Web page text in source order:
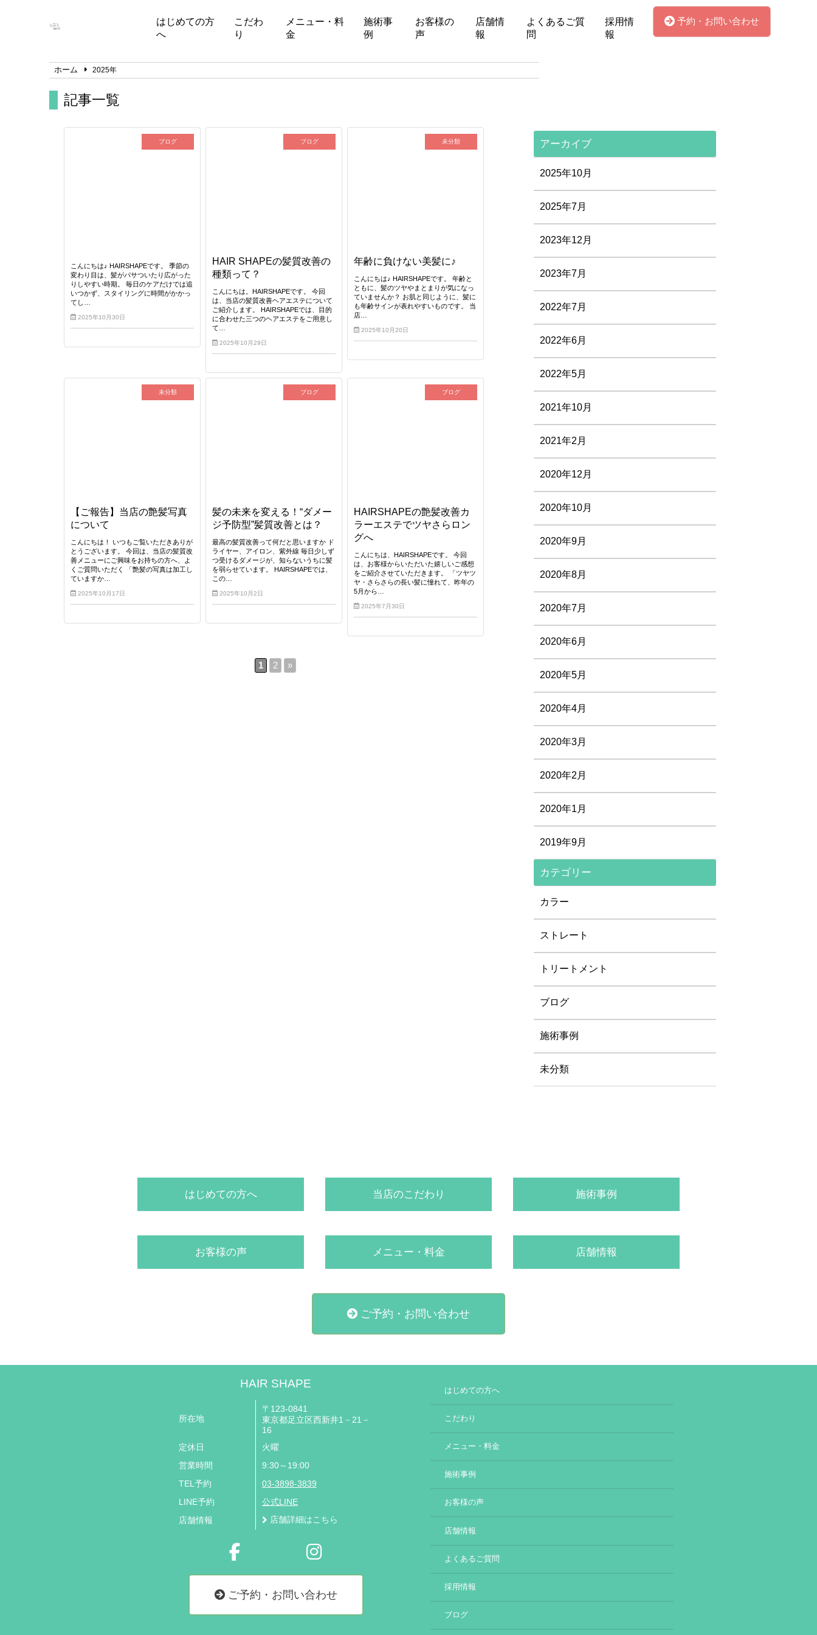
はじめての方
へ
こだわ
り
メニュー・料
金
施術事
例
お客様の
声
店舗情
報
よくあるご質
問
採用情
報
予約・お問い合わせ
ホーム 2025年
記事一覧
ブログ
こんにちは♪ HAIRSHAPEです。 季節の
変わり目は、髪がパサついたり広がった
りしやすい時期。 毎日のケアだけでは追
いつかず、スタイリングに時間がかかっ
てし…
2025年10月30日
ブログ
HAIR SHAPEの髪質改善の
種類って？
こんにちは。HAIRSHAPEです。 今回
は、当店の髪質改善ヘアエステについて
ご紹介します。 HAIRSHAPEでは、目的
に合わせた三つのヘアエステをご用意し
て…
2025年10月29日
未分類
年齢に負けない美髪に♪
こんにちは♪ HAIRSHAPEです。 年齢と
ともに、髪のツヤやまとまりが気になっ
ていませんか？ お肌と同じように、髪に
も年齢サインが表れやすいものです。 当
店…
2025年10月20日
未分類
【ご報告】当店の艶髪写真
について
こんにちは！ いつもご覧いただきありが
とうございます。 今回は、当店の髪質改
善メニューにご興味をお持ちの方へ、よ
くご質問いただく 「艶髪の写真は加工し
ていますか…
2025年10月17日
ブログ
髪の未来を変える！“ダメー
ジ予防型”髪質改善とは？
最高の髪質改善って何だと思いますか ド
ライヤー、アイロン、紫外線 毎日少しず
つ受けるダメージが、知らないうちに髪
を弱らせています。 HAIRSHAPEでは、
この…
2025年10月2日
ブログ
HAIRSHAPEの艶髪改善カ
ラーエステでツヤさらロン
グへ
こんにちは、HAIRSHAPEです。 今回
は、お客様からいただいた嬉しいご感想
をご紹介させていただきます。 「ツヤツ
ヤ・さらさらの長い髪に憧れて、昨年の
5月から…
2025年7月30日
1 2 »
アーカイブ
2025年10月
2025年7月
2023年12月
2023年7月
2022年7月
2022年6月
2022年5月
2021年10月
2021年2月
2020年12月
2020年10月
2020年9月
2020年8月
2020年7月
2020年6月
2020年5月
2020年4月
2020年3月
2020年2月
2020年1月
2019年9月
カテゴリー
カラー
ストレート
トリートメント
ブログ
施術事例
未分類
はじめての方へ 当店のこだわり 施術事例
お客様の声 メニュー・料金 店舗情報
ご予約・お問い合わせ
HAIR SHAPE
所在地
〒123-0841
東京都足立区西新井1－21－
16
定休日
火曜
営業時間
9:30～19:00
TEL予約
03-3898-3839
LINE予約
公式LINE
店舗情報
店舗詳細はこちら
ご予約・お問い合わせ
はじめての方へ
こだわり
メニュー・料金
施術事例
お客様の声
店舗情報
よくあるご質問
採用情報
ブログ